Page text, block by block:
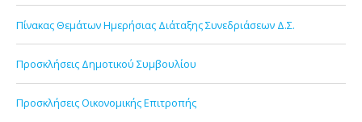
Πίνακας Θεμάτων Ημερήσιας Διάταξης Συνεδριάσεων Δ.Σ.
Προσκλήσεις Δημοτικού Συμβουλίου
Προσκλήσεις Οικονομικής Επιτροπής